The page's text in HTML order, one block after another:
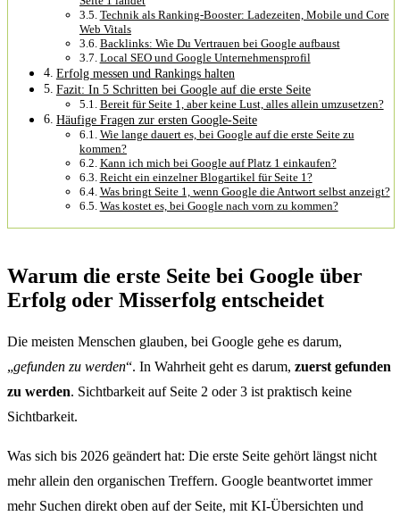
Technik als Ranking-Booster: Ladezeiten, Mobile und Core
Web Vitals
Backlinks: Wie Du Vertrauen bei Google aufbaust
Local SEO und Google Unternehmensprofil
Erfolg messen und Rankings halten
Fazit: In 5 Schritten bei Google auf die erste Seite
Bereit für Seite 1, aber keine Lust, alles allein umzusetzen?
Häufige Fragen zur ersten Google-Seite
Wie lange dauert es, bei Google auf die erste Seite zu
kommen?
Kann ich mich bei Google auf Platz 1 einkaufen?
Reicht ein einzelner Blogartikel für Seite 1?
Was bringt Seite 1, wenn Google die Antwort selbst anzeigt?
Was kostet es, bei Google nach vorn zu kommen?
Warum die erste Seite bei Google über
Erfolg oder Misserfolg entscheidet
Die meisten Menschen glauben, bei Google gehe es darum,
„gefunden zu werden“. In Wahrheit geht es darum, zuerst gefunden
zu werden. Sichtbarkeit auf Seite 2 oder 3 ist praktisch keine
Sichtbarkeit.
Was sich bis 2026 geändert hat: Die erste Seite gehört längst nicht
mehr allein den organischen Treffern. Google beantwortet immer
mehr Suchen direkt oben auf der Seite, mit KI-Übersichten und